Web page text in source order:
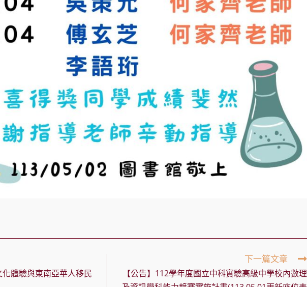
體驗與東南亞華人移民
下一篇文章
【公告】112學年度國立中科實驗高級中學校內數理